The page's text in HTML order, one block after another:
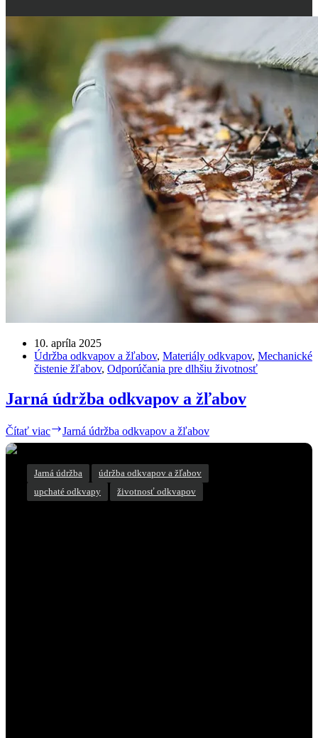
10. apríla 2025
Údržba odkvapov a žľabov, Materiály odkvapov, Mechanické
čistenie žľabov, Odporúčania pre dlhšiu životnosť
Jarná údržba odkvapov a žľabov
Čítať viac Jarná údržba odkvapov a žľabov
Jarná údržba údržba odkvapov a žľabov
upchaté odkvapy
životnosť odkvapov